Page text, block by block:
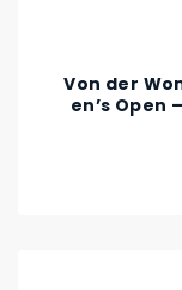
Von der
en’s Open